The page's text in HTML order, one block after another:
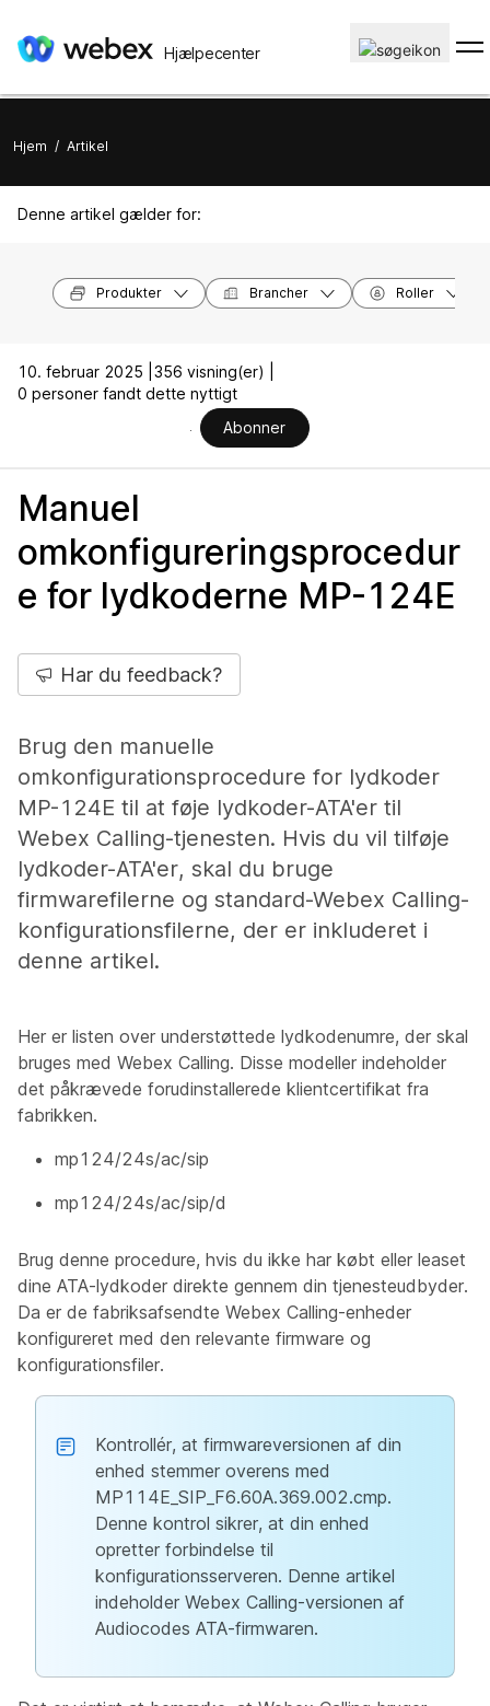
Hjælpecenter
Hjem / Artikel
Denne artikel gælder for:
Produkter Brancher Roller
10. februar 2025 | 356 visning(er) |
0 personer fandt dette nyttigt
Abonner
Manuel
omkonfigureringsprocedur
e for lydkoderne MP-124E
Har du feedback?
Brug den manuelle
omkonfigurationsprocedure for lydkoder
MP-124E til at føje lydkoder-ATA'er til
Webex Calling-tjenesten. Hvis du vil tilføje
lydkoder-ATA'er, skal du bruge
firmwarefilerne og standard-Webex Calling-
konfigurationsfilerne, der er inkluderet i
denne artikel.
Her er listen over understøttede lydkodenumre, der skal
bruges med Webex Calling. Disse modeller indeholder
det påkrævede forudinstallerede klientcertifikat fra
fabrikken.
mp124/24s/ac/sip
mp124/24s/ac/sip/d
Brug denne procedure, hvis du ikke har købt eller leaset
dine ATA-lydkoder direkte gennem din tjenesteudbyder.
Da er de fabriksafsendte Webex Calling-enheder
konfigureret med den relevante firmware og
konfigurationsfiler.
Kontrollér, at firmwareversionen af din
enhed stemmer overens med
MP114E_SIP_F6.60A.369.002.cmp.
Denne kontrol sikrer, at din enhed
opretter forbindelse til
konfigurationsserveren. Denne artikel
indeholder Webex Calling-versionen af
Audiocodes ATA-firmwaren.